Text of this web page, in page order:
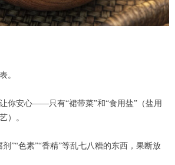
。
你安心——只有“裙带菜”和“食用盐”（盐用
）。
”“色素”“香精”等乱七八糟的东西，果断放